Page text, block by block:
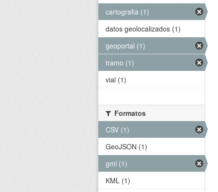
cartografia (1)
datos geolocalizados (1)
geoportal (1)
tramo (1)
vial (1)
Formatos
CSV (1)
GeoJSON (1)
gml (1)
KML (1)